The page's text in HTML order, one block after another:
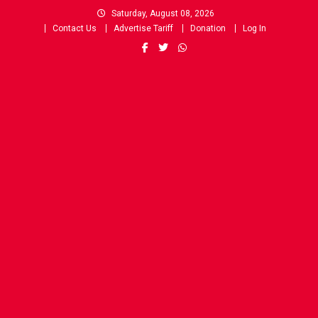
Saturday, August 08, 2026
Contact Us
Advertise Tariff Donation Log In